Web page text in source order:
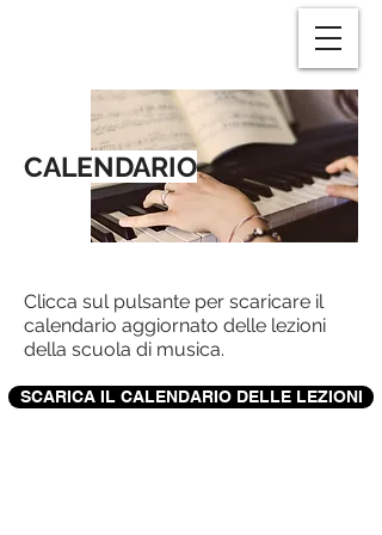
CALENDARIO
Clicca sul pulsante per scaricare il
calendario aggiornato delle lezioni
della scuola di musica.
SCARICA IL CALENDARIO DELLE LEZIONI